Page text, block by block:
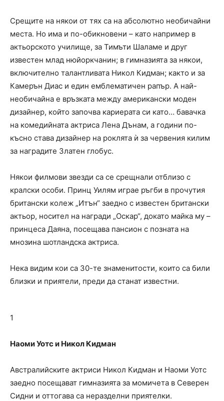
Срещите на някои от тях са на абсолютно необичайни
места. Но има и по-обикновени – като например в
актьорското училище, за Тимъти Шаламе и друг
известен млад нюйоркчанин; в гимназията за някои,
включително талантливата Никол Кидман; както и за
Камерън Диас и един емблематичен рапър. А най-
необичайна е връзката между американски моден
дизайнер, който започва кариерата си като… бавачка
на комедийната актриса Лена Дънам, а години по-
късно става дизайнер на роклята ѝ за червения килим
за наградите Златен глобус.
Някои филмови звезди са се срещнали отблизо с
кралски особи. Принц Уилям играе ръгби в прочутия
британски колеж „Итън“ заедно с известен британски
актьор, носител на награди „Оскар“, докато майка му –
принцеса Даяна, посещава пансион с позната на
мнозина шотландска актриса.
Нека видим кои са 30-те знаменитости, които са били
близки и приятели, преди да станат известни.
1
Наоми Уотс и Никол Кидман
Австралийските актриси Никол Кидман и Наоми Уотс
заедно посещават гимназията за момичета в Северен
Сидни и оттогава са неразделни приятелки.